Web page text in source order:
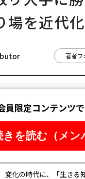
場を近代
著者フ